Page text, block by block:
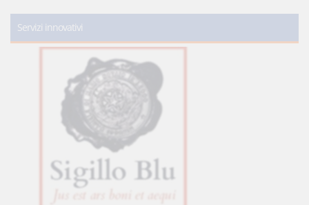
Servizi innovativi